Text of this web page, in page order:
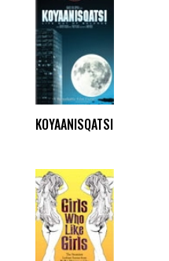
KOYAANISQATSI